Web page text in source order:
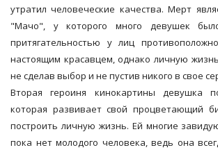
утратил человеческие качества. Мерт
"Мачо", у которого много девушек
притягательностью у лиц
настоящим красавцем, однако личную
не сделав выбор и не пустив никого в свое
Вторая героиня кинокартины девушка
которая развивает свой процветающий
построить личную жизнь. Ей многие
пока нет молодого человека, ведь она